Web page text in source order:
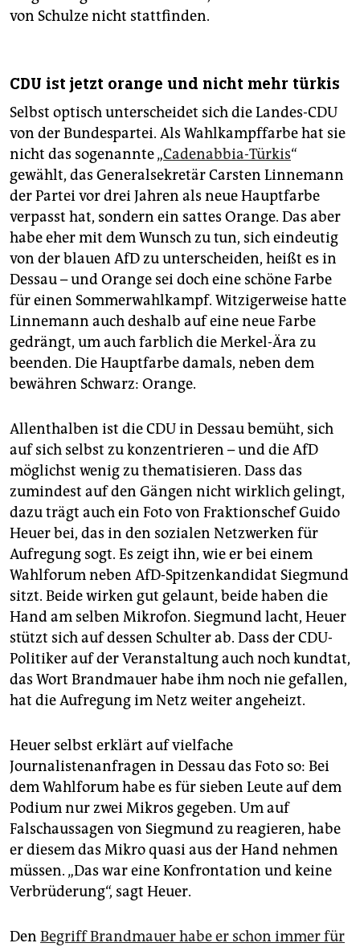
von Schulze nicht stattfinden.
CDU ist jetzt orange und nicht mehr türkis
Selbst optisch unterscheidet sich die Landes-CDU
von der Bundespartei. Als Wahlkampffarbe hat sie
nicht das sogenannte „Cadenabbia-Türkis“
gewählt, das Generalsekretär Carsten Linnemann
der Partei vor drei Jahren als neue Hauptfarbe
verpasst hat, sondern ein sattes Orange. Das aber
habe eher mit dem Wunsch zu tun, sich eindeutig
von der blauen AfD zu unterscheiden, heißt es in
Dessau – und Orange sei doch eine schöne Farbe
für einen Sommerwahlkampf. Witzigerweise hatte
Linnemann auch deshalb auf eine neue Farbe
gedrängt, um auch farblich die Merkel-Ära zu
beenden. Die Hauptfarbe damals, neben dem
bewähren Schwarz: Orange.
Allenthalben ist die CDU in Dessau bemüht, sich
auf sich selbst zu konzentrieren – und die AfD
möglichst wenig zu thematisieren. Dass das
zumindest auf den Gängen nicht wirklich gelingt,
dazu trägt auch ein Foto von Fraktionschef Guido
Heuer bei, das in den sozialen Netzwerken für
Aufregung sogt. Es zeigt ihn, wie er bei einem
Wahlforum neben AfD-Spitzenkandidat Siegmund
sitzt. Beide wirken gut gelaunt, beide haben die
Hand am selben Mikrofon. Siegmund lacht, Heuer
stützt sich auf dessen Schulter ab. Dass der CDU-
Politiker auf der Veranstaltung auch noch kundtat,
das Wort Brandmauer habe ihm noch nie gefallen,
hat die Aufregung im Netz weiter angeheizt.
Heuer selbst erklärt auf vielfache
Journalistenanfragen in Dessau das Foto so: Bei
dem Wahlforum habe es für sieben Leute auf dem
Podium nur zwei Mikros gegeben. Um auf
Falschaussagen von Siegmund zu reagieren, habe
er diesem das Mikro quasi aus der Hand nehmen
müssen. „Das war eine Konfrontation und keine
Verbrüderung“, sagt Heuer.
Den Begriff Brandmauer habe er schon immer für